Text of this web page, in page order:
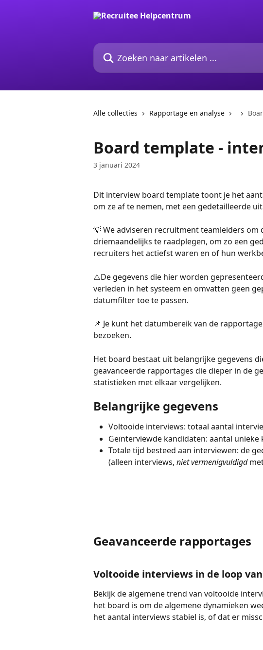
Zoeken naar artikelen ...
Alle collecties Rapportage en analyse
Board template -
3 januari 2024
Dit interview board template toont je het
om ze af te nemen, met een gedetailleerde
💡 We adviseren recruitment teamleiders
driemaandelijks te raadplegen, om zo een
recruiters het actiefst waren en of hun
⚠️De gegevens die hier worden
verleden in het systeem en omvatten geen
datumfilter toe te passen.
📌 Je kunt het datumbereik van de
bezoeken.
Het board bestaat uit belangrijke gegevens
geavanceerde rapportages die dieper in de
statistieken met elkaar vergelijken.
Belangrijke gegevens
Voltooide interviews: totaal aantal
Geïnterviewde kandidaten: aantal
Totale tijd besteed aan interviewen: de
(alleen interviews, niet vermenigvuldigd
Geavanceerde rapportages
Voltooide interviews in de loop
Bekijk de algemene trend van voltooide
het board is om de algemene dynamieken
het aantal interviews stabiel is, of dat er